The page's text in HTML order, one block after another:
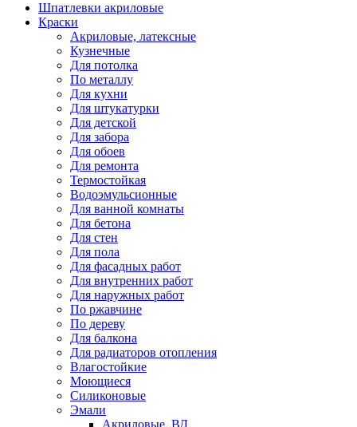
Шпатлевки акриловые
Краски
Акриловые, латексные
Кузнечные
Для потолка
По металлу
Для кухни
Для штукатурки
Для детской
Для забора
Для обоев
Для ремонта
Термостойкая
Водоэмульсионные
Для ванной комнаты
Для бетона
Для стен
Для пола
Для фасадных работ
Для внутренних работ
Для наружных работ
По ржавчине
По дереву
Для балкона
Для радиаторов отопления
Влагостойкие
Моющиеся
Силиконовые
Эмали
Акриловые, ВД